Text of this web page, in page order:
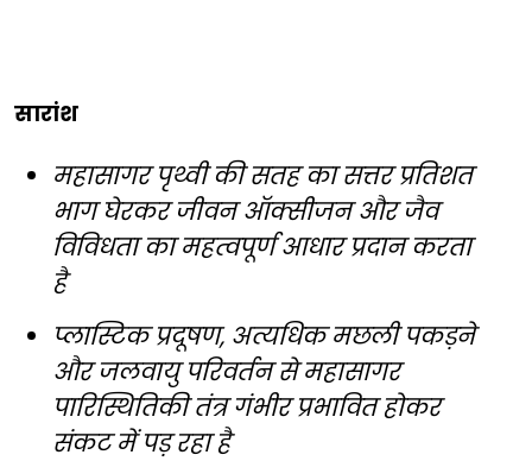
सारांश
महासागर पृथ्वी की सतह का सत्तर प्रतिशत
भाग घेरकर जीवन ऑक्सीजन और जैव
विविधता का महत्वपूर्ण आधार प्रदान करता
है
प्लास्टिक प्रदूषण, अत्यधिक मछली पकड़ने
और जलवायु परिवर्तन से महासागर
पारिस्थितिकी तंत्र गंभीर प्रभावित होकर
संकट में पड़ रहा है